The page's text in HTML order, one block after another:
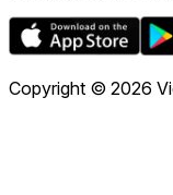
Copyright © 2026